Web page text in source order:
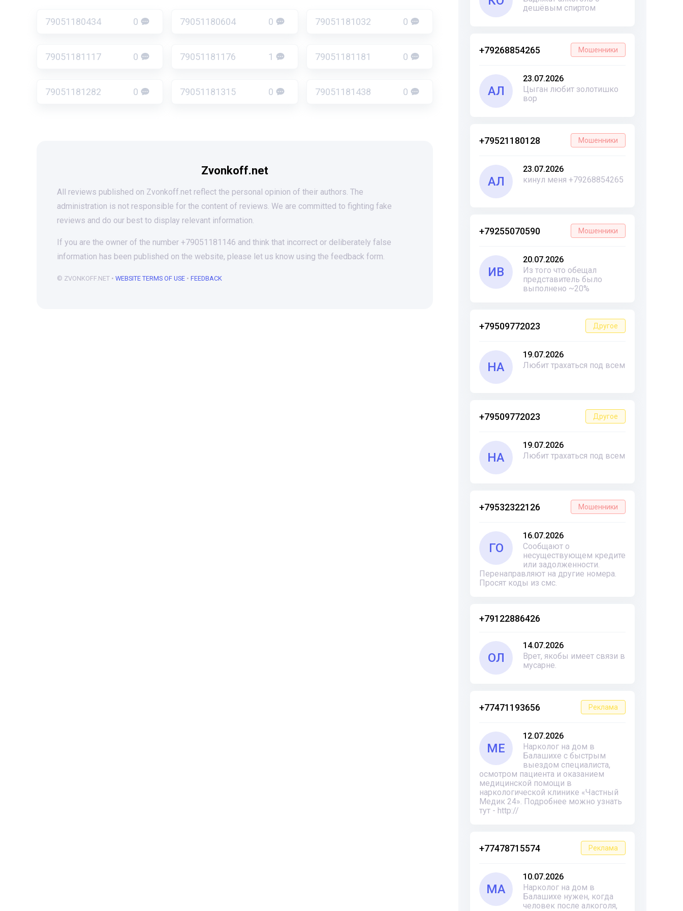
дешёвым спиртом
+79268854265 Мошенники
АЛ
23.07.2026
Цыган любит золотишко
вор
+79521180128 Мошенники
АЛ
23.07.2026
кинул меня +79268854265
+79255070590 Мошенники
ИВ
20.07.2026
Из того что обещал
представитель было
выполнено ~20%
+79509772023 Другое
НА
19.07.2026
Любит трахаться под всем
+79509772023 Другое
НА
19.07.2026
Любит трахаться под всем
+79532322126 Мошенники
ГО
16.07.2026
Сообщают о
несуществующем кредите
или задолженности.
Перенаправляют на другие номера.
Просят коды из смс.
+79122886426
ОЛ
14.07.2026
Врет, якобы имеет связи в
мусарне.
+77471193656 Реклама
ME
12.07.2026
Нарколог на дом в
Балашихе с быстрым
выездом специалиста,
осмотром пациента и оказанием
медицинской помощи в
наркологической клинике «Частный
Медик 24». Подробнее можно узнать
тут - http://
+77478715574 Реклама
MA
10.07.2026
Нарколог на дом в
Балашихе нужен, когда
человек после алкоголя,
79051180434 0 79051180604 0 79051181032 0
79051181117 0 79051181176 1 79051181181 0
79051181282 0 79051181315 0 79051181438 0
Zvonkoff.net
All reviews published on Zvonkoff.net reflect the personal opinion of their authors. The
administration is not responsible for the content of reviews. We are committed to fighting fake
reviews and do our best to display relevant information.
If you are the owner of the number +79051181146 and think that incorrect or deliberately false
information has been published on the website, please let us know using the feedback form.
© ZVONKOFF.NET • WEBSITE TERMS OF USE • FEEDBACK